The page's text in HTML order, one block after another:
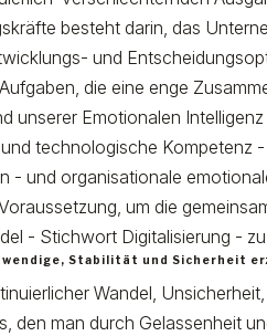
besteht darin, das
und
die eine enge
unserer Emotionalen
technologische Kompetenz
- und organisationale
um die
- Stichwort Digitalisierung -
Stabilität und Sicherheit
Wandel,
den man durch Gelassenheit